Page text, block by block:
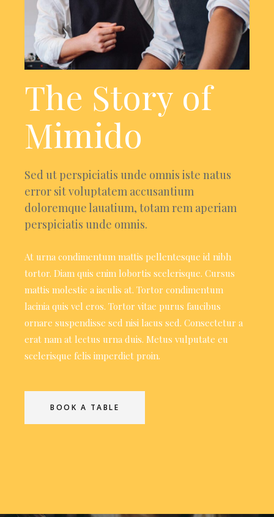
The Story of
Mimido
Sed ut perspiciatis unde omnis iste natus
error sit voluptatem accusantium
doloremque lauatium, totam rem aperiam
perspiciatis unde omnis.
At urna condimentum mattis pellentesque id nibh
tortor. Diam quis enim lobortis scelerisque. Cursus
mattis molestie a iaculis at. Tortor condimentum
lacinia quis vel eros. Tortor vitae purus faucibus
ornare suspendisse sed nisi lacus sed. Consectetur a
erat nam at lectus urna duis. Metus vulputate eu
scelerisque felis imperdiet proin.
BOOK A TABLE